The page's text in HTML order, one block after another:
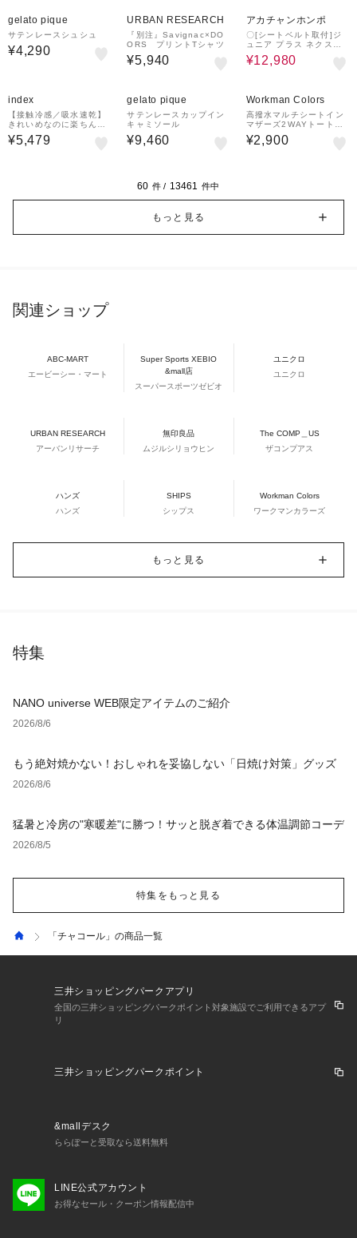
gelato pique
サテンレースシュシュ
¥4,290
URBAN RESEARCH
『別注』Savignac×DO
ORS プリントTシャツ
¥5,940
アカチャンホンポ
〇[シートベルト取付]ジ
ュニア プラス ネクスト
メッシュ チャコールグレ
ー 2023年モデル ジュニ
¥12,980
index
【接触冷感／吸水速乾】
きれいめなのに楽ちんガ
ウチョパンツ《イージー
アイロン／防シワ／洗濯
¥5,479
gelato pique
サテンレースカップイン
キャミソール
¥9,460
Workman Colors
高撥水マルチシートイン
マザーズ2WAYトートバ
ッグ
¥2,900
60 件 / 13461 件中
もっと見る
関連ショップ
ABC-MART
エービーシー・マート
Super Sports XEBIO
&mall店
スーパースポーツゼビオ
ユニクロ
ユニクロ
URBAN RESEARCH
アーバンリサーチ
無印良品
ムジルシリョウヒン
The COMP＿US
ザコンプアス
ハンズ
ハンズ
SHIPS
シップス
Workman Colors
ワークマンカラーズ
もっと見る
特集
NANO universe WEB限定アイテムのご紹介
2026/8/6
もう絶対焼かない！おしゃれを妥協しない「日焼け対策」グッズ
2026/8/6
猛暑と冷房の"寒暖差"に勝つ！サッと脱ぎ着できる体温調節コーデ
2026/8/5
特集をもっと見る
「チャコール」の商品一覧
三井ショッピングパークアプリ
全国の三井ショッピングパークポイント対象施設でご利用できるアプ
リ
三井ショッピングパークポイント
&mallデスク
ららぽーと受取なら送料無料
LINE公式アカウント
お得なセール・クーポン情報配信中